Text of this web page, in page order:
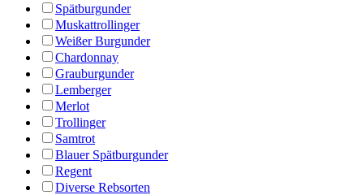
Spätburgunder
Muskattrollinger
Weißer Burgunder
Chardonnay
Grauburgunder
Lemberger
Merlot
Trollinger
Samtrot
Blauer Spätburgunder
Regent
Diverse Rebsorten